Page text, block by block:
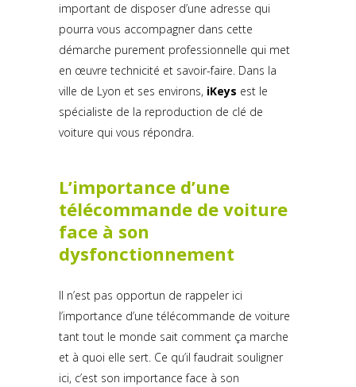
important de disposer d’une adresse qui
pourra vous accompagner dans cette
démarche purement professionnelle qui met
en œuvre technicité et savoir-faire. Dans la
ville de Lyon et ses environs, iKeys est le
spécialiste de la reproduction de clé de
voiture qui vous répondra.
L’importance d’une
télécommande de voiture
face à son
dysfonctionnement
Il n’est pas opportun de rappeler ici
l’importance d’une télécommande de voiture
tant tout le monde sait comment ça marche
et à quoi elle sert. Ce qu’il faudrait souligner
ici, c’est son importance face à son